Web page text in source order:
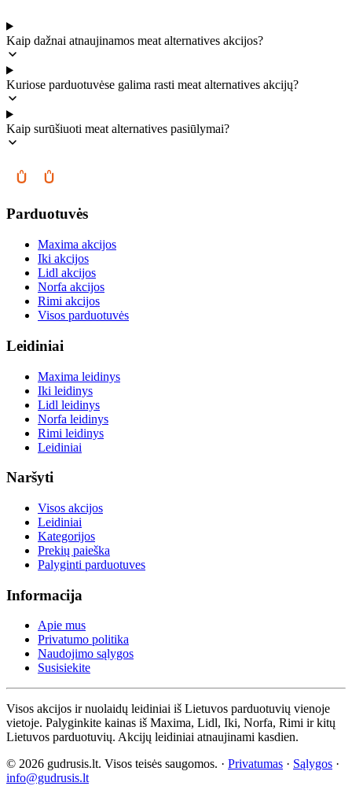
Kaip dažnai atnaujinamos meat alternatives akcijos?
Kuriose parduotuvėse galima rasti meat alternatives akcijų?
Kaip surūšiuoti meat alternatives pasiūlymai?
Parduotuvės
Maxima akcijos
Iki akcijos
Lidl akcijos
Norfa akcijos
Rimi akcijos
Visos parduotuvės
Leidiniai
Maxima leidinys
Iki leidinys
Lidl leidinys
Norfa leidinys
Rimi leidinys
Leidiniai
Naršyti
Visos akcijos
Leidiniai
Kategorijos
Prekių paieška
Palyginti parduotuves
Informacija
Apie mus
Privatumo politika
Naudojimo sąlygos
Susisiekite
Visos akcijos ir nuolaidų leidiniai iš Lietuvos parduotuvių vienoje
vietoje. Palyginkite kainas iš Maxima, Lidl, Iki, Norfa, Rimi ir kitų
Lietuvos parduotuvių. Akcijų leidiniai atnaujinami kasdien.
© 2026 gudrusis.lt. Visos teisės saugomos. · Privatumas · Sąlygos ·
info@gudrusis.lt